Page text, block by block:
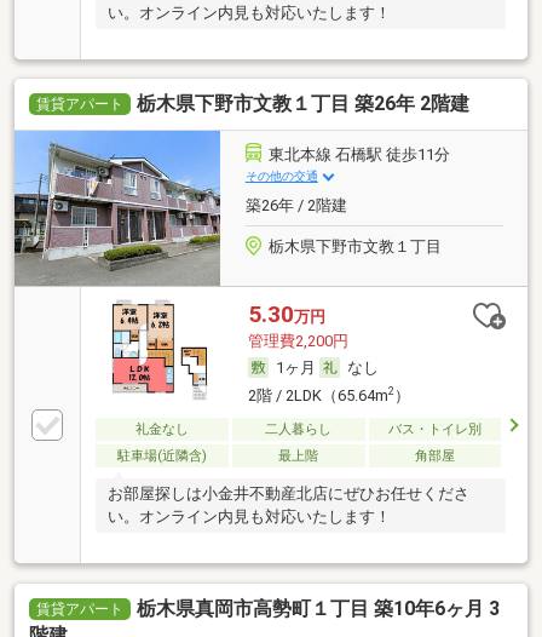
い。オンライン内見も対応いたします！
賃貸アパート 栃木県下野市文教１丁目 築26年 2階建
東北本線 石橋駅 徒歩11分
その他の交通
築26年 / 2階建
栃木県下野市文教１丁目
5.30万円
管理費2,200円
1ヶ月
なし
2階 / 2LDK（65.64m2）
礼金なし 二人暮らし
バス・トイレ別
駐車場(近隣含)
最上階 角部屋
お部屋探しは小金井不動産北店にぜひお任せくださ
い。オンライン内見も対応いたします！
賃貸アパート
栃木県真岡市高勢町１丁目 築10年6ヶ月 3